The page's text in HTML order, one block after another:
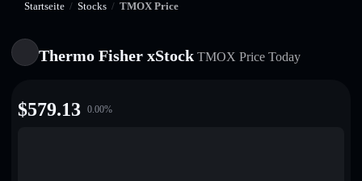
Startseite / Stocks / TMOX Price
Thermo Fisher xStock TMOX Price Today
$579.13 0.00%